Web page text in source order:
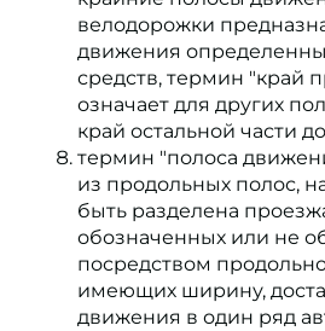
велодорожки
движения
средств, термин "край
означает для других
край остальной части
термин "полоса
из продольных полос,
быть разделена
обозначенных или не
посредством
имеющих ширину,
движения в один ряд